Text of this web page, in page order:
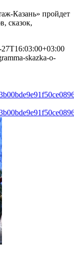
Казань» пройдет
сказок,
27T16:03:00+03:00
skazka-o-